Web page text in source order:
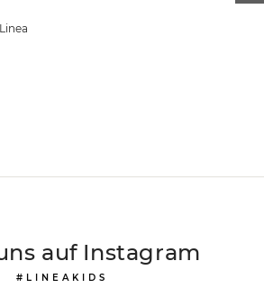
#LINEAKIDS
auf Instagram